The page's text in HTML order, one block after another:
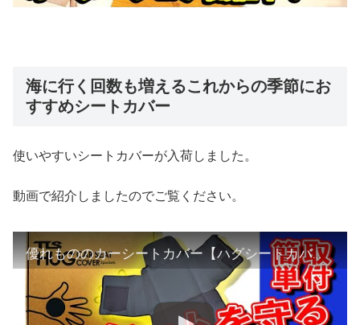
海に行く回数も増えるこれからの季節にお
すすめシートカバー
使いやすいシートカバーが入荷しました。
動画で紹介しましたのでご覧ください。
優れもののカーシートカバー【ハグシートカバー】車のシートの汚れ防止に！【TLS】ドルフィンズボディボード